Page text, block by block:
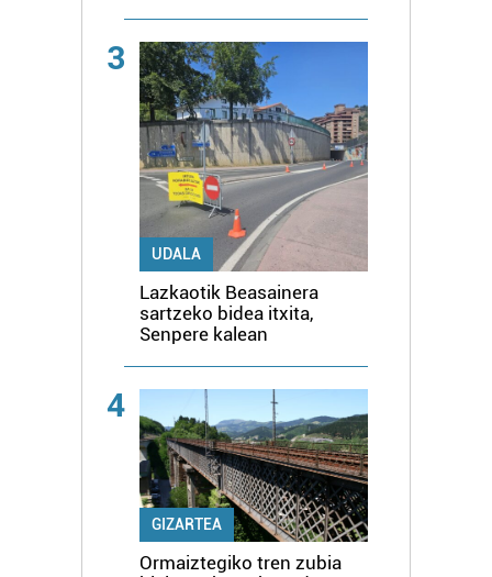
3
UDALA
Lazkaotik Beasainera
sartzeko bidea itxita,
Senpere kalean
4
GIZARTEA
Ormaiztegiko tren zubia